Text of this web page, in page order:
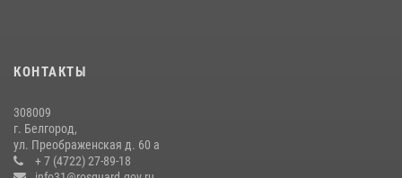
В Белгороде росгвардейцы приняли участие в круглом столе с
представителем Российского общества «Знание»
17 июля 2026, 07:10
КОНТАКТЫ
308009
г. Белгород,
ул. Преображенская д. 60 а
+ 7 (4722) 27-89-18